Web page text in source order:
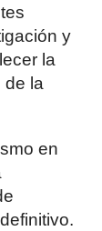
y
la
de la
en